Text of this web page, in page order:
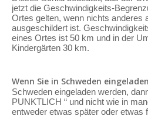
jetzt die Geschwindigkeits-
Ortes gelten, wenn nichts anderes
ausgeschildert ist.
eines Ortes ist 50 km und in der
Kindergärten 30 km.
Wenn Sie in Schweden
Schweden eingeladen werden,
PUNKTLICH “ und nicht wie in
entweder etwas später oder etwas